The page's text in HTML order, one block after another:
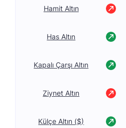
Hamit Altın
Has Altın
Kapalı Çarşı Altın
Ziynet Altın
Külçe Altın ($)